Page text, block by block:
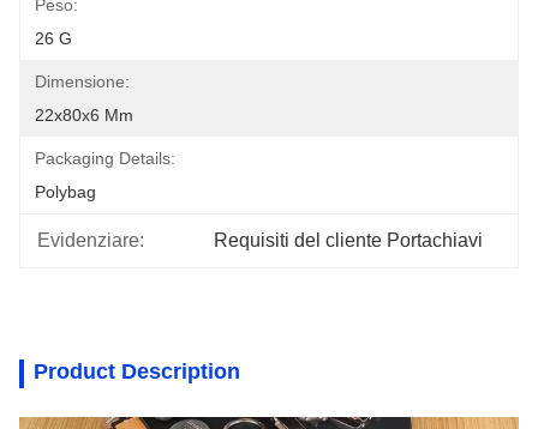
Peso:
26 G
Dimensione:
22x80x6 Mm
Packaging Details:
Polybag
Evidenziare: Requisiti del cliente Portachiavi
Product Description